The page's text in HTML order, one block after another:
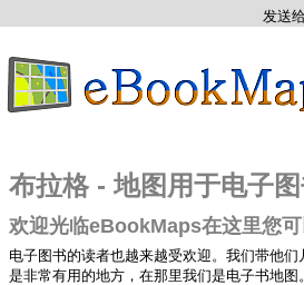
发送
布拉格 - 地图用于电子
欢迎光临eBookMaps在这里您
电子图书的读者也越来越受欢迎。我们带他
是非常有用的地方，在那里我们是电子书地